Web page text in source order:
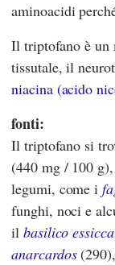
aminoacidi
Il triptofano è un
tissutale, il
niacina (acido
fonti:
Il triptofano si
(440 mg / 100
legumi, come i
funghi, noci e
il basilico
anarcardos